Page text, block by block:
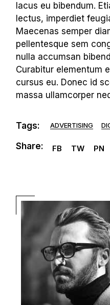
lacus eu bibendum.
lectus, imperdiet
Maecenas semper
pellentesque sem
nulla accumsan
Curabitur elementum
cursus eu. Donec id
massa ullamcorper
Tags: ADVERTISING
Share: FB TW PN